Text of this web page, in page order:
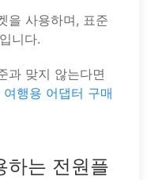
을 사용하며, 표준
니다.
과 맞지 않는다면
여행용 어댑터 구매
하는 전원플